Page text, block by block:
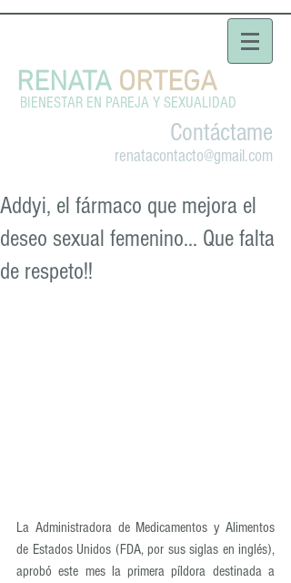
RENATA ORTEGA
BIENESTAR EN PAREJA Y SEXUALIDAD
Contáctame
renatacontacto@gmail.com
Addyi, el fármaco que mejora el
deseo sexual femenino... Que falta
de respeto!!
La Administradora de Medicamentos y Alimentos
de Estados Unidos (FDA, por sus siglas en inglés),
aprobó este mes la primera píldora destinada a